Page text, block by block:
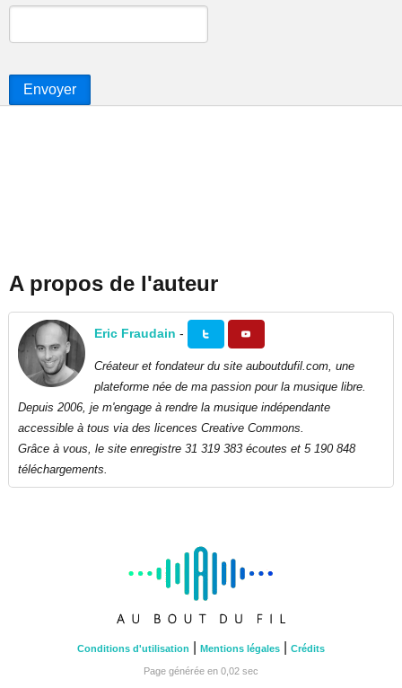
Envoyer
A propos de l'auteur
Eric Fraudain -
Créateur et fondateur du site auboutdufil.com, une
plateforme née de ma passion pour la musique libre.
Depuis 2006, je m'engage à rendre la musique indépendante
accessible à tous via des licences Creative Commons.
Grâce à vous, le site enregistre 31 319 383 écoutes et 5 190 848
téléchargements.
Conditions d'utilisation Mentions légales Crédits
Page générée en 0,02 sec